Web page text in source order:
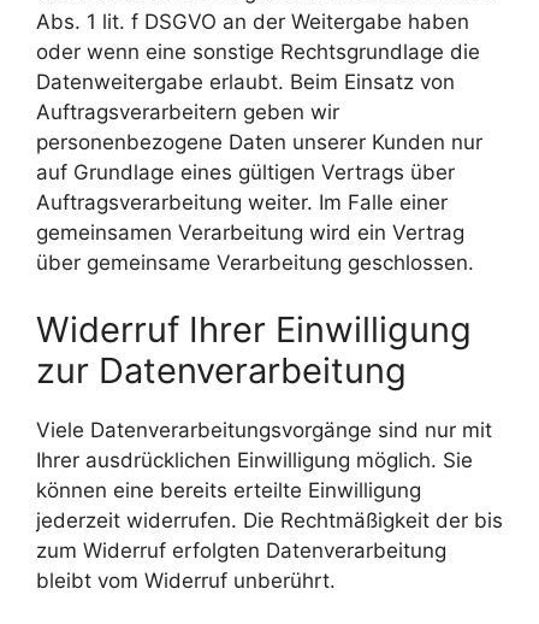
Abs. 1 lit. f DSGVO an der Weitergabe haben
oder wenn eine sonstige Rechtsgrundlage die
Datenweitergabe erlaubt. Beim Einsatz von
Auftragsverarbeitern geben wir
personenbezogene Daten unserer Kunden nur
auf Grundlage eines gültigen Vertrags über
Auftragsverarbeitung weiter. Im Falle einer
gemeinsamen Verarbeitung wird ein Vertrag
über gemeinsame Verarbeitung geschlossen.
Widerruf Ihrer Einwilligung
zur Datenverarbeitung
Viele Datenverarbeitungsvorgänge sind nur mit
Ihrer ausdrücklichen Einwilligung möglich. Sie
können eine bereits erteilte Einwilligung
jederzeit widerrufen. Die Rechtmäßigkeit der bis
zum Widerruf erfolgten Datenverarbeitung
bleibt vom Widerruf unberührt.